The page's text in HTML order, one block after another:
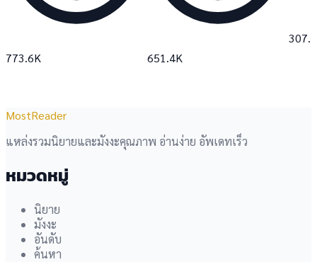
773.6K 651.4K
MostReader
แหล่งรวมนิยายและมังงะคุณภาพ อ่านง่าย อัพเดทเร็ว
หมวดหมู่
นิยาย
มังงะ
อันดับ
ค้นหา